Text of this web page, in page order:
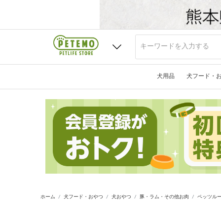
犬用品 犬フード・
ホーム 犬フード・おやつ 犬おやつ 豚・ラム・その他お肉 ペッツル